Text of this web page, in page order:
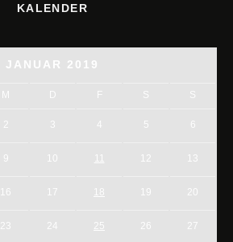
KALENDER
JANUAR 2019
M D F S S
2 3 4 5 6
9 10 11 12 13
16 17 18 19 20
23 24 25 26 27